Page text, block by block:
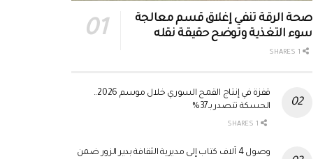
صحة الرقة تنفي إغلاق قسم معالجة
سوء التغذية وتوضح حقيقة نقله
قفزة في إنتاج القمح السوري خلال موسم 2026..
الحسكة تتصدر بـ37%
وصول 4 آلاف كتاب إلى مديرية الثقافة بدير الزور ضمن